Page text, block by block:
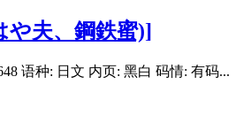
や夫、鋼鉄蜜)]
语种: 日文 内页: 黑白 码情: 有码...